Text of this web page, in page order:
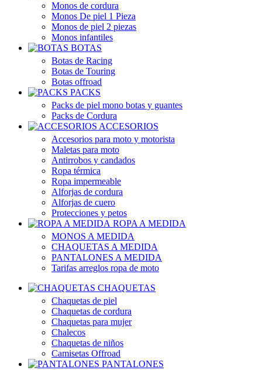
Monos de cordura
Monos De piel 1 Pieza
Monos de piel 2 piezas
Monos infantiles
BOTAS
Botas de Racing
Botas de Touring
Botas offroad
PACKS
Packs de piel mono botas y guantes
Packs de Cordura
ACCESORIOS
Accesorios para moto y motorista
Maletas para moto
Antirrobos y candados
Ropa térmica
Ropa impermeable
Alforjas de cordura
Alforjas de cuero
Protecciones y petos
ROPA A MEDIDA
MONOS A MEDIDA
CHAQUETAS A MEDIDA
PANTALONES A MEDIDA
Tarifas arreglos ropa de moto
CHAQUETAS
Chaquetas de piel
Chaquetas de cordura
Chaquetas para mujer
Chalecos
Chaquetas de niños
Camisetas Offroad
PANTALONES